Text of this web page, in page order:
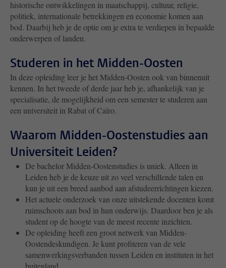
historische ontwikkelingen in maatschappij, cultuur, religie,
politiek, internationale betrekkingen en economie komen aan
bod. Daarbij heb je de optie om je extra te verdiepen in bepaalde
onderwerpen of landen.
Studeren in het Midden-Oosten
In deze opleiding leer je het Midden-Oosten ook van binnenuit
kennen. In het tweede of derde jaar heb je, afhankelijk van je
specialisatie, de mogelijkheid om een semester te studeren aan
een universiteit in Rabat of Caïro.
Waarom Midden-Oostenstudies aan
Universiteit Leiden?
De bachelor Midden-Oostenstudies is uniek. Alleen in
Leiden heb je de keuze uit zo veel verschillende talen en
kun je uit een breed aanbod aan afstudeerrichtingen kiezen.
Het actuele onderzoek van onze uitstekende docenten komt
ruimschoots aan bod in hun onderwijs. Daardoor ben je als
student op de hoogte van de meest recente inzichten.
De opleiding heeft een groot netwerk van Midden-
Oostendeskundigen. Je kunt profiteren van de vele
samenwerkingsverbanden tussen Leiden en instituten in het
buitenland.